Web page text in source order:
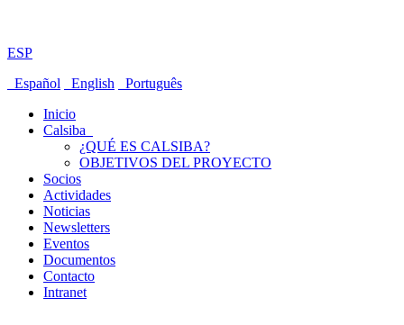
ESP
Español
English
Português
Inicio
Calsiba
¿QUÉ ES CALSIBA?
OBJETIVOS DEL PROYECTO
Socios
Actividades
Noticias
Newsletters
Eventos
Documentos
Contacto
Intranet